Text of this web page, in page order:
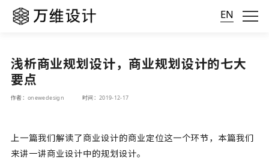
EN
浅析商业规划设计，商业规划设计的七大
要点
作者：onewedesign 时间：2019-12-17
上一篇我们解读了商业设计的商业定位这一个环节，本篇我们
来讲一讲商业设计中的规划设计。